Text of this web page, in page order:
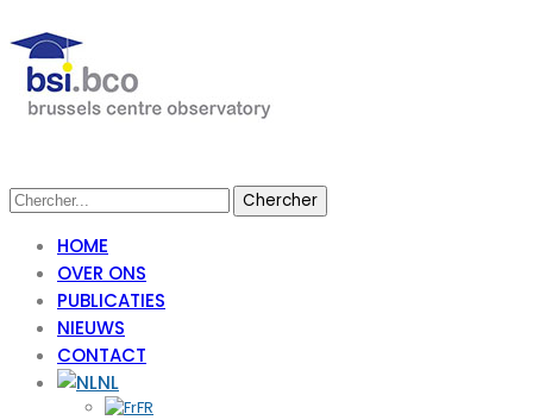
HOME
OVER ONS
PUBLICATIES
NIEUWS
CONTACT
NL
FR